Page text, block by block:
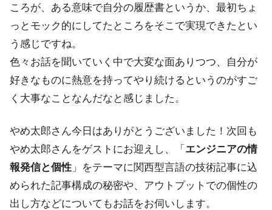
ころが、ある意味で自分の履歴書というか、最初ちょ
っとモック的にしてたところをそこで実現できたとい
う感じですね。
色々お話を聞いていく中で大変な面ありつつ、自分が
好きなものに熱意を持ってやり続けるというのがすご
く大事なことなんだなと感じました。
やめ太郎さん今日はありがとうございました！次回も
やめ太郎さんをゲストにお迎えし、「エンジニアの情
報発信と個性 」をテーマに関西型言語の技術記事に込
められた記事構成の秘密や、アウトプットでの個性の
出し方などについてもお話をお伺いします。